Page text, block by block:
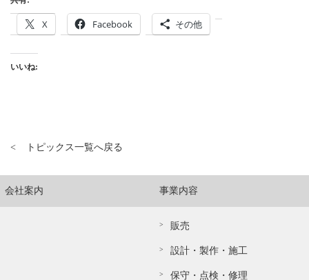
X Facebook その他
いいね:
トピックス一覧へ戻る
会社案内 事業内容
販売
設計・製作・施工
保守・点検・修理